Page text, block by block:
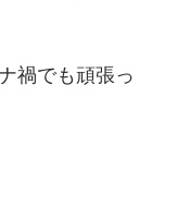
禍でも頑張っ